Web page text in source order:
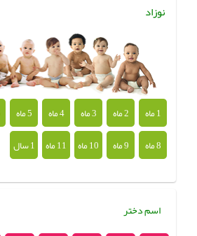
نوزاد
1 ماه 2 ماه 3 ماه 4 ماه 5 ماه
8 ماه
9 ماه 10 ماه 11 ماه 1 سال
اسم دختر